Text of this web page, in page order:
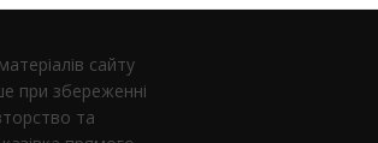
сайту
при збереженні
та